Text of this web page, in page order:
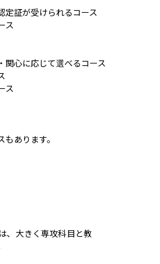
証が受けられるコース
ス
心に応じて選べるコース
ス
あります。
、大きく専攻科目と教